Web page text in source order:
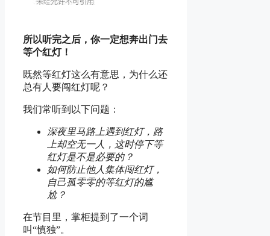
所以听完之后，你一定想奔出门去
等个红灯！
既然等红灯这么有意思，为什么还
总有人要闯红灯呢？
我们常听到以下问题：
深夜里马路上遇到红灯，路
上却空无一人，这时停下等
红灯是不是必要的？
如何防止他人集体闯红灯，
自己孤零零的等红灯的尴
尬？
在节目里，掌柜提到了一个词
叫“慎独”。